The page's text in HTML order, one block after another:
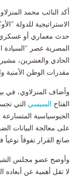
أكد النائب محمد
الاستراتيجية للدولة
حدث معماري أو عسكري
المصرية عصر "السيادة
الحادي والعشرين،
مقدرات الوطن الأمنية
وأضاف المنزلاوي، في
الفتاح السيسي التي
الجيوسياسية
على معالجة البيانات
صانع القرار تفوقاً
وأوضح عضو مجلس الشيوخ
لا تقل أهمية عن أبعاده